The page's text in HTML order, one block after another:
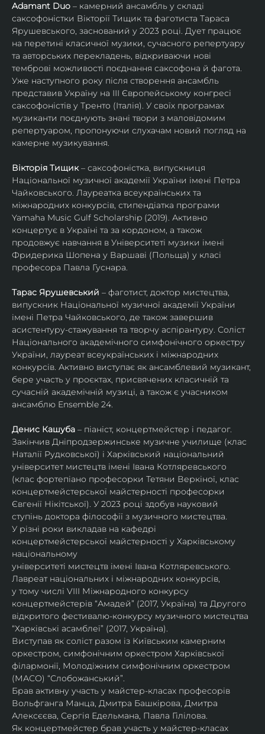
Adamant Duo – камерний ансамбль у складі
саксофоністки Вікторії Тищик та фаготиста Тараса
Ярушевського, заснований у 2023 році. Дует працює
на перетині класичної музики, сучасного репертуару
та авторських перекладень, відкриваючи нові
темброві можливості поєднання саксофона й фагота.
Уже наступного року після створення ансамбль
представив Україну на ІІІ Європейському конгресі
саксофоністів у Тренто (Італія). У своїх програмах
музиканти поєднують знані твори з маловідомим
репертуаром, пропонуючи слухачам новий погляд на
камерне музикування.
Вікторія Тищик – саксофоністка, випускниця
Національної музичної академії України імені Петра
Чайковського. Лауреатка всеукраїнських та
міжнародних конкурсів, стипендіатка програми
Yamaha Music Gulf Scholarship (2019). Активно
концертує в Україні та за кордоном, а також
продовжує навчання в Університеті музики імені
Фридерика Шопена у Варшаві (Польща) у класі
професора Павла Гуснара.
Тарас Ярушевський – фаготист, доктор мистецтва,
випускник Національної музичної академії України
імені Петра Чайковського, де також завершив
асистентуру-стажування та творчу аспірантуру. Соліст
Національного академічного симфонічного оркестру
України, лауреат всеукраїнських і міжнародних
конкурсів. Активно виступає як ансамблевий музикант,
бере участь у проєктах, присвячених класичній та
сучасній академічній музиці, а також є учасником
ансамблю Ensemble 24.
Денис Кашуба – піаніст, концертмейстер і педагог.
Закінчив Дніпродзержинське музичне училище (клас
Наталії Рудковської) і Харківський національний
університет мистецтв імені Івана Котляревського
(клас фортепіано професорки Тетяни Веркіної, клас
концертмейстерської майстерності професорки
Євгенії Нікітської). У 2023 році здобув науковий
ступінь доктора філософії з музичного мистецтва.
У різні роки викладав на кафедрі
концертмейстерської майстерності у Харківському
національному
університеті мистецтв імені Івана Котляревського.
Лавреат національних і міжнародних конкурсів,
у тому числі VIII Міжнародного конкурсу
концертмейстерів “Амадей” (2017, Україна) та Другого
відкритого фестивалю-конкурсу музичного мистецтва
“Харківські асамблеї” (2017, Україна).
Виступав як соліст разом із Київським камерним
оркестром, симфонічним оркестром Харківської
філармонії, Молодіжним симфонічним оркестром
(МАСО) “Слобожанський”.
Брав активну участь у майстер-класах професорів
Вольфганга Манца, Дмитра Башкірова, Дмитра
Алексєєва, Сергія Едельмана, Павла Гілілова.
Як концертмейстер брав участь у майстер-класах